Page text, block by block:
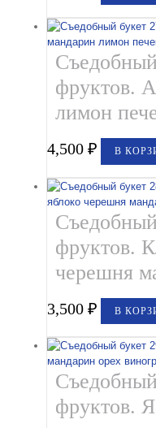
фруктов.
лимон
4,500₽ В
фруктов.
черешня
3,500₽ В
фруктов.